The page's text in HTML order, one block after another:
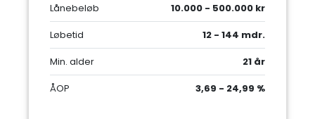
Lånebeløb
10.000 - 500.000 kr
Løbetid
12 - 144 mdr.
Min. alder
21 år
ÅOP
3,69 - 24,99 %